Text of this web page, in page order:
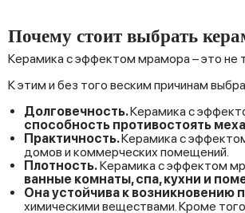
Почему стоит выбрать
Керамика с эффектом мрамора – это не
К этим и без того веским причинам
Долговечность.Керамика с
способность противостоять
Практичность.Керамика с
домов и коммерческих помещений.
Плотность.Керамика с эффектом
ванные комнаты, спа, кухни и
Она устойчива к возникновению
химическими веществами. Кроме